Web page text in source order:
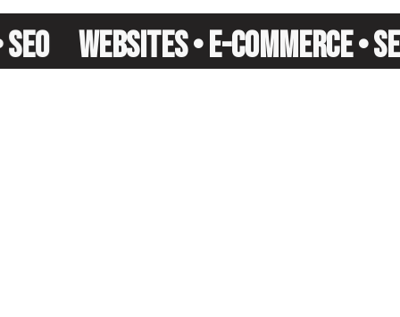
WEBSITES • E-COMMERCE •